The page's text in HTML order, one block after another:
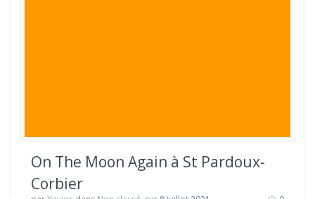
On The Moon Again à St Pardoux-
Corbier